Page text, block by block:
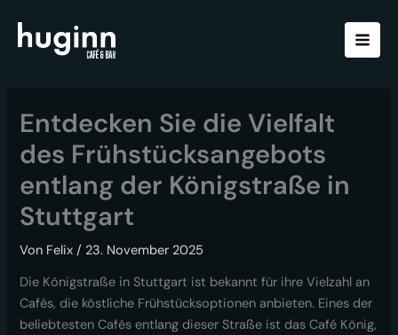
Inhalt
springen
Entdecken Sie die Vielfalt
des Frühstücksangebots
entlang der Königstraße in
Stuttgart
Von Felix/ 23. November 2025
Die Königstraße in Stuttgart ist bekannt für ihre Vielzahl an
Cafés, die köstliche Frühstücksoptionen anbieten. Eines der
beliebtesten Cafés entlang dieser Straße ist das Café König,